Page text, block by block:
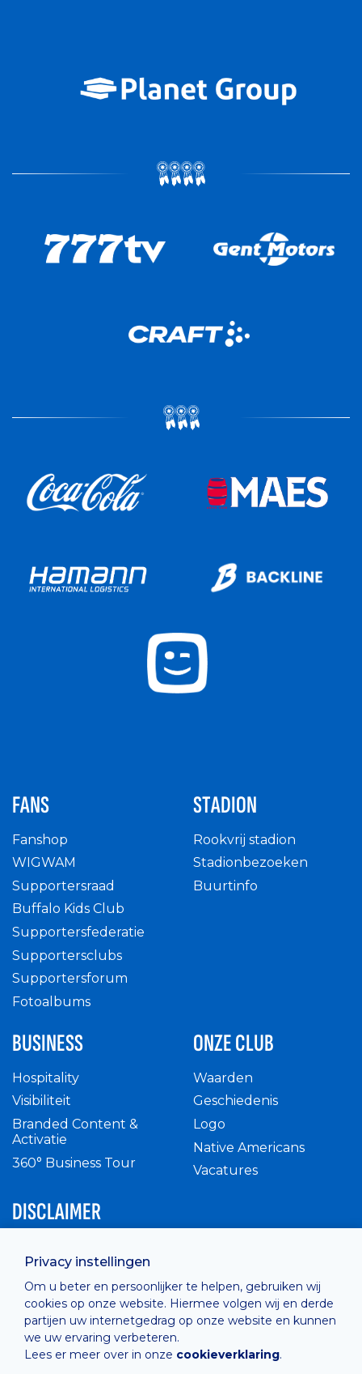
Privacy instellingen
Om u beter en persoonlijker te helpen, gebruiken wij
cookies op onze website. Hiermee volgen wij en derde
partijen uw internetgedrag op onze website en kunnen
we uw ervaring verbeteren.
Lees er meer over in onze cookieverklaring.
FANS
Fanshop
WIGWAM
Supportersraad
Buffalo Kids Club
Supportersfederatie
Supportersclubs
Supportersforum
Fotoalbums
STADION
Rookvrij stadion
Stadionbezoeken
Buurtinfo
BUSINESS
Hospitality
Visibiliteit
Branded Content &
Activatie
360° Business Tour
ONZE CLUB
Waarden
Geschiedenis
Logo
Native Americans
Vacatures
DISCLAIMER
Privacy Policy
Cashless
verkoopsvoorwaarden
Cookie Policy